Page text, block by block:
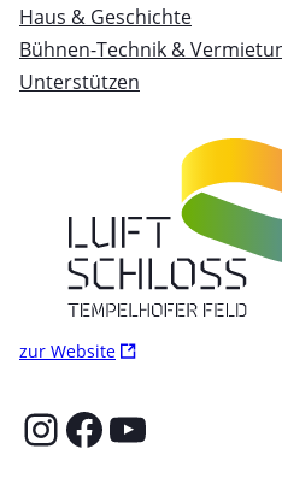
Haus & Geschichte
Bühnen-Technik &
Unterstützen
zur Website
Ö
nInstagramFacebook YouTube